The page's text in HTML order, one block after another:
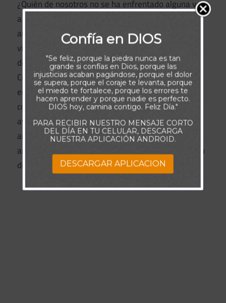
¿Quién de nosotros no se ha enfrentado alguna vez
a una decepción, se ha sentido tentado por la
amargura cuando alguien ha dicho algo hiriente, ha
visto defraudada una expectativa o las exigencias
de los demás nos han llenado de resentimiento?
Cuando reconocemos esto ante Dios y le
entregamos lo que ocurre en el fondo de nuestro
corazón, nuestro amoroso Jardinero puede
ayudarnos a desenterrar cualquier raíz de
amargura, tanto si aún es pequeña como si lleva
años creciendo. Él puede sustituirlas por un espíritu
dulce y alegre.
Confía en DIOS
"Se feliz, porque la piedra nunca es tan
grande si confías en Dios, porque las
injusticias acaban pagándose, porque el dolor
se supera, porque el coraje te levanta, porque
el miedo te fortalece, porque los errores te
hacen aprender y porque nadie es perfecto.
DIOS hoy, camina contigo. Feliz Día."
PARA RECIBIR NUESTRO MENSAJE CORTO
DEL DÍA EN TU CELULAR, DESCARGA
NUESTRA APLICACIÓN ANDROID.
DESCARGAR APLICACION